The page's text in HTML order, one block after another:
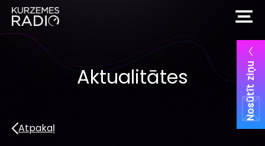
Nosūtīt ziņu
Aktualitātes
Atpakaļ